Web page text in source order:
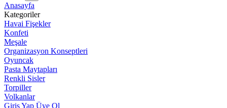
Anasayfa
Kategoriler
Havai Fişekler
Konfeti
Meşale
Organizasyon Konseptleri
Oyuncak
Pasta Maytapları
Renkli Sisler
Torpiller
Volkanlar
Giriş Yap Üye Ol